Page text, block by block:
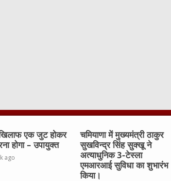
एक जुट होकर
होगा – उपायुक्त
ago
चमियाणा में मुख्यमंत्री ठाकुर
सुखविन्द्र सिंह सुक्खू ने
अत्याधुनिक 3-टेस्ला
एमआरआई सुविधा का शुभारंभ
किया।